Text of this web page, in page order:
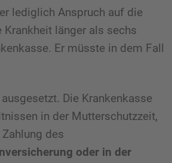
lediglich Anspruch auf die
länger als sechs
Er müsste in dem Fall
Die Krankenkasse
in der Mutterschutzzeit,
des
oder in der